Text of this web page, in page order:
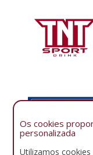
Os cookies
personalizada
Utilizamos